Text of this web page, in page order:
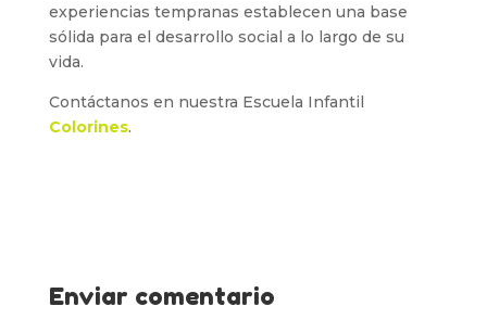
experiencias tempranas establecen una base
sólida para el desarrollo social a lo largo de su
vida.
Contáctanos en nuestra Escuela Infantil
Colorines.
Enviar comentario